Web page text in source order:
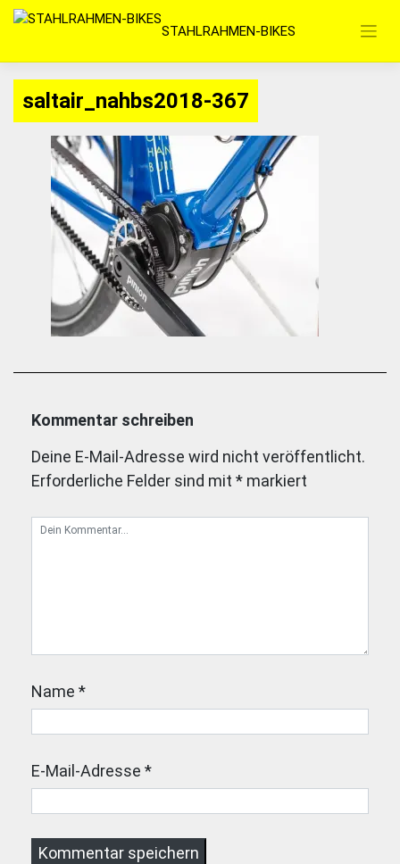
Zum
springen
STAHLRAHMEN-BIKES
saltair_nahbs2018-367
Kommentar schreiben
Deine E-Mail-Adresse wird nicht veröffentlicht.
Erforderliche Felder sind mit * markiert
Name *
E-Mail-Adresse *